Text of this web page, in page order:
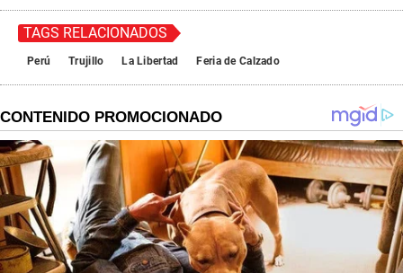
TAGS RELACIONADOS
Perú Trujillo La Libertad Feria de Calzado